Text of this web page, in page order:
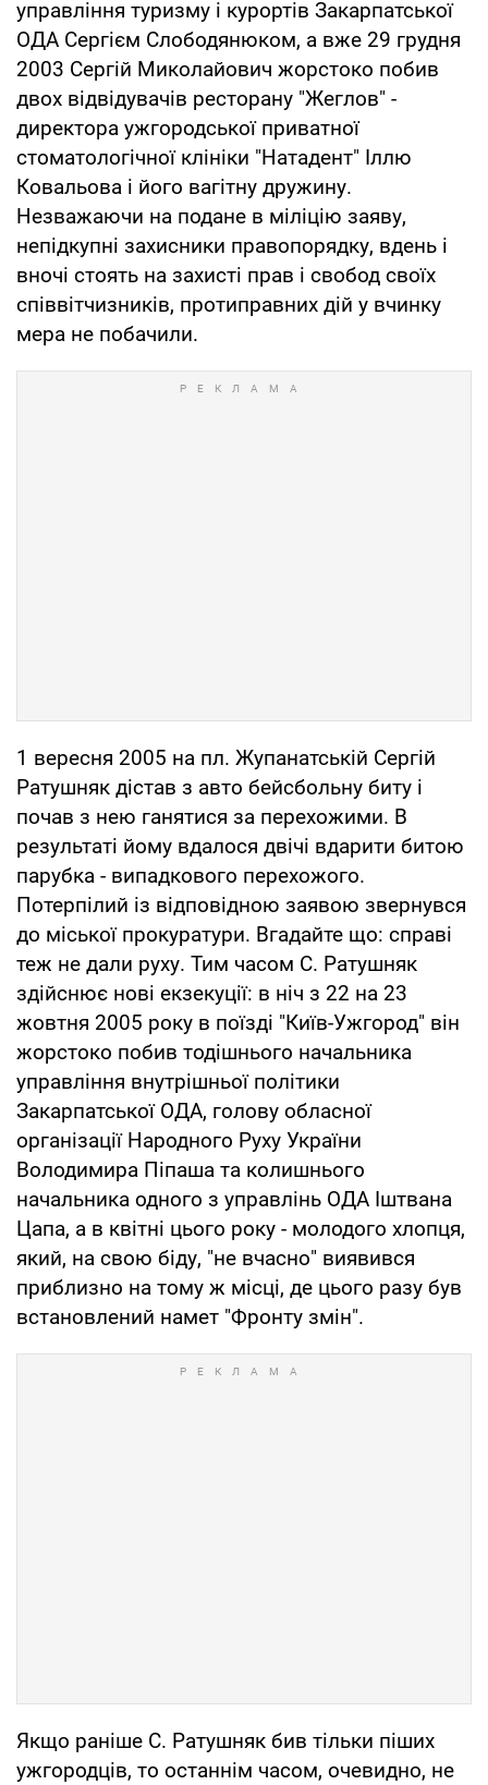
управління туризму і курортів Закарпатської
ОДА Сергієм Слободянюком, а вже 29 грудня
2003 Сергій Миколайович жорстоко побив
двох відвідувачів ресторану "Жеглов" -
директора ужгородської приватної
стоматологічної клініки "Натадент" Іллю
Ковальова і його вагітну дружину.
Незважаючи на подане в міліцію заяву,
непідкупні захисники правопорядку, вдень і
вночі стоять на захисті прав і свобод своїх
співвітчизників, протиправних дій у вчинку
мера не побачили.
1 вересня 2005 на пл. Жупанатській Сергій
Ратушняк дістав з авто бейсбольну биту і
почав з нею ганятися за перехожими. В
результаті йому вдалося двічі вдарити битою
парубка - випадкового перехожого.
Потерпілий із відповідною заявою звернувся
до міської прокуратури. Вгадайте що: справі
теж не дали руху. Тим часом С. Ратушняк
здійснює нові екзекуції: в ніч з 22 на 23
жовтня 2005 року в поїзді "Київ-Ужгород" він
жорстоко побив тодішнього начальника
управління внутрішньої політики
Закарпатської ОДА, голову обласної
організації Народного Руху України
Володимира Піпаша та колишнього
начальника одного з управлінь ОДА Іштвана
Цапа, а в квітні цього року - молодого хлопця,
який, на свою біду, "не вчасно" виявився
приблизно на тому ж місці, де цього разу був
встановлений намет "Фронту змін".
Якщо раніше С. Ратушняк бив тільки піших
ужгородців, то останнім часом, очевидно, не